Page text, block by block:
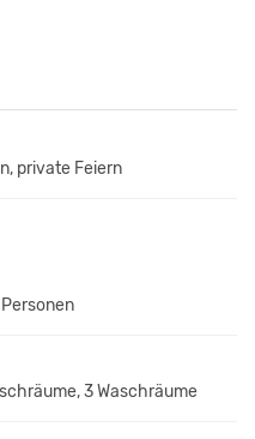
private Feiern
3 Waschräume